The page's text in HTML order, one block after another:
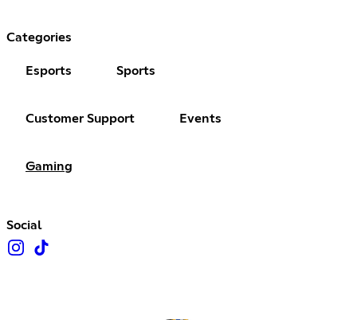
Categories
Esports Sports
Customer Support Events
Gaming
Social